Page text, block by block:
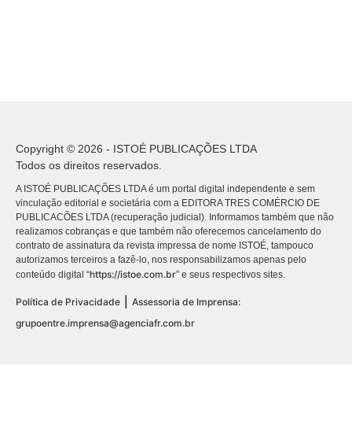
Copyright © 2026 - ISTOÉ PUBLICAÇÕES LTDA
Todos os direitos reservados.
A ISTOÉ PUBLICAÇÕES LTDA é um portal digital independente e sem
vinculação editorial e societária com a EDITORA TRES COMÉRCIO DE
PUBLICACÕES LTDA (recuperação judicial). Informamos também que não
realizamos cobranças e que também não oferecemos cancelamento do
contrato de assinatura da revista impressa de nome ISTOÉ, tampouco
autorizamos terceiros a fazê-lo, nos responsabilizamos apenas pelo
conteúdo digital “https://istoe.com.br” e seus respectivos sites.
Política de Privacidade | Assessoria de Imprensa:
grupoentre.imprensa@agenciafr.com.br